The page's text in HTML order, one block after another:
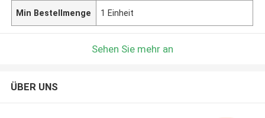
Min Bestellmenge 1 Einheit
Sehen Sie mehr an
ÜBER UNS